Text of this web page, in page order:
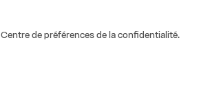
Centre de préférences de la confidentialité.